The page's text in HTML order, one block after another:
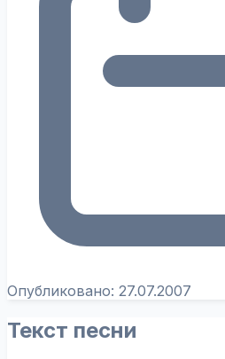
Опубликовано: 27.07.2007
Текст песни